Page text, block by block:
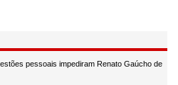
pessoais impediram Renato Gaúcho de